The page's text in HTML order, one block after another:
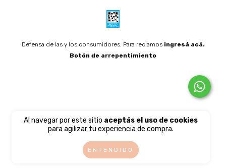
Al navegar por este sitio aceptás el uso de cookies
para agilizar tu experiencia de compra.
ENTENDIDO
Defensa de las y los consumidores. Para reclamos ingresá acá.
Botón de arrepentimiento